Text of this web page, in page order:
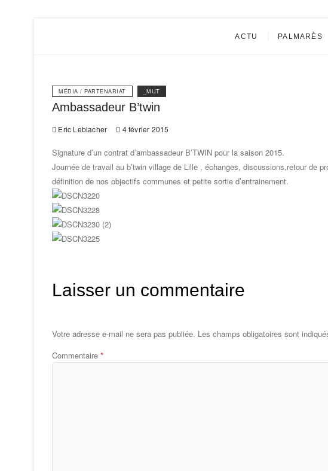
Eric Leblacher
ACTU PALMARÈS
MÉDIA / PARTENARIAT _MUT
Ambassadeur B’twin
Eric Leblacher 4 février 2015
Signature d’un contrat d’ambassadeur B’TWIN pour la saison 2015.
Journée de travail au b’twin village de Lille , échanges, discussions,retour de
définition de nos objectifs communes et petite sortie d’entrainement.
Laisser un commentaire
Votre adresse e-mail ne sera pas publiée. Les champs obligatoires sont
Commentaire *